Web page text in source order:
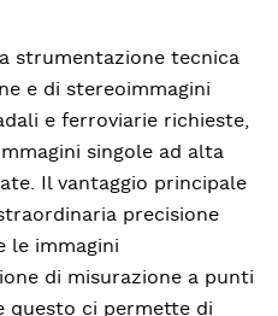
strumentazione tecnica
e di stereoimmagini
e ferroviarie richieste,
singole ad alta
Il vantaggio principale
precisione
le immagini
di misurazione a punti
questo ci permette di